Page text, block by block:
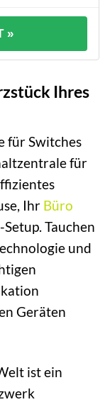
»
Ihres
für Switches
für
Ihr Büro
Tauchen
und
Geräten
ist ein